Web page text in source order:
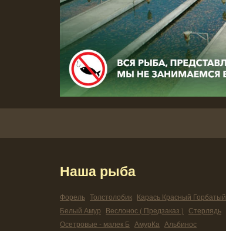
Наша рыба
Форель Толстолобик Карась Красный Горбатый
Белый Амур Веслонос ( Предзаказ ) Стерлядь
Осетровые - малек Б АмурКа Альбинос